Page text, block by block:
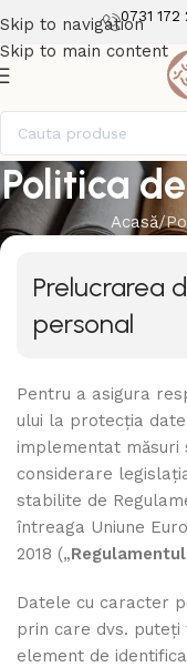
Skip to navigation
Skip to main content
0731 172
Politica
Acasă
Prelucrarea
personal
Pentru a asigura
ului la protecția
implementat măsuri
considerare
stabilite de
întreaga Uniune
2018 („Regulamentul
Datele cu caracter
prin care dvs.
element de